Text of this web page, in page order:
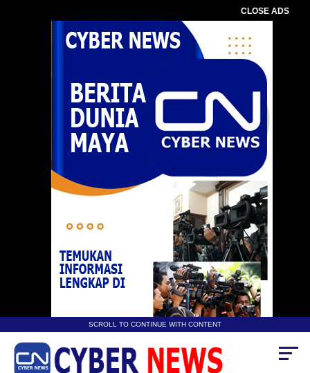
CLOSE ADS
SCROLL TO CONTINUE WITH CONTENT